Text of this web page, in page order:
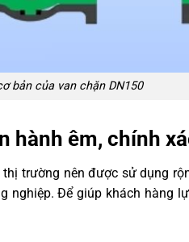
bản của van chặn DN150
hành êm, chính
trường nên được sử dụng
nghiệp. Để giúp khách hàng